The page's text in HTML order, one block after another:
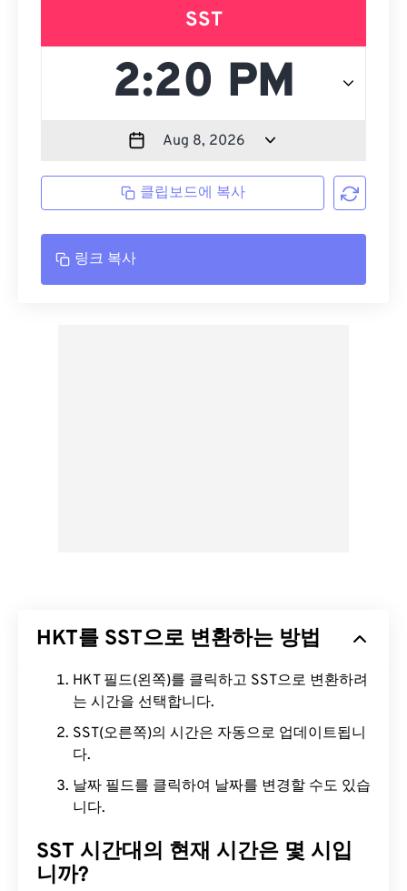
SST
클립보드에 복사
링크 복사
HKT를 SST으로 변환하는 방법
HKT 필드(왼쪽)를 클릭하고 SST으로 변환하려
는 시간을 선택합니다.
SST(오른쪽)의 시간은 자동으로 업데이트됩니
다.
날짜 필드를 클릭하여 날짜를 변경할 수도 있습
니다.
SST 시간대의 현재 시간은 몇 시입
니까?